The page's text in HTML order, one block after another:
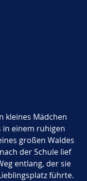
kleines Mädchen
in einem ruhigen
großen Waldes
der Schule lief
entlang, der sie
führte.